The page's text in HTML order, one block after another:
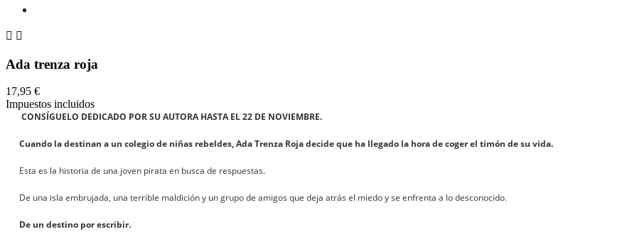
 
Ada trenza roja
17,95 €
Impuestos incluidos
CONSÍGUELO DEDICADO POR SU AUTORA HASTA EL 22 DE NOVIEMBRE.
Cuando la destinan a un colegio de niñas rebeldes, Ada Trenza Roja decide que ha llegado la hora de coger el timón de su vida.
Esta es la historia de una joven pirata en busca de respuestas.
De una isla embrujada, una terrible maldición y un grupo de amigos que deja atrás el miedo y se enfrenta a lo desconocido.
De un destino por escribir.